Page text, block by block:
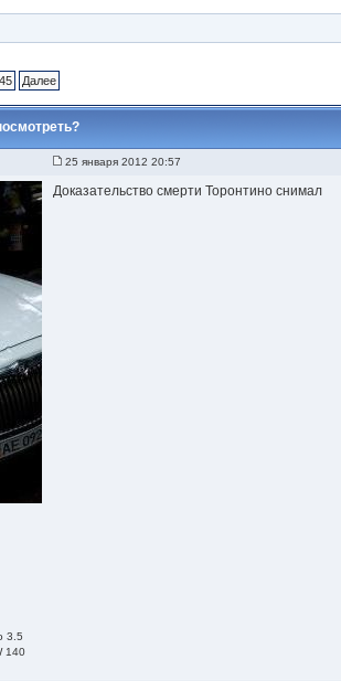
45 Далее
25 января 2012 20:57
3.5
140
Доказательство смерти Торонтино снимал